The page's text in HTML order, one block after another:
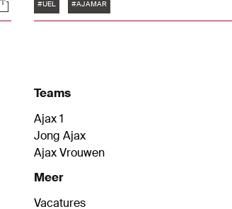
Ajax kwamen van Carlos Forbs,
Berghuis en Kenneth Taylor. Bekijk
#UEL #AJAMAR
Teams
Ajax 1
Jong Ajax
Ajax Vrouwen
Meer
Vacatures